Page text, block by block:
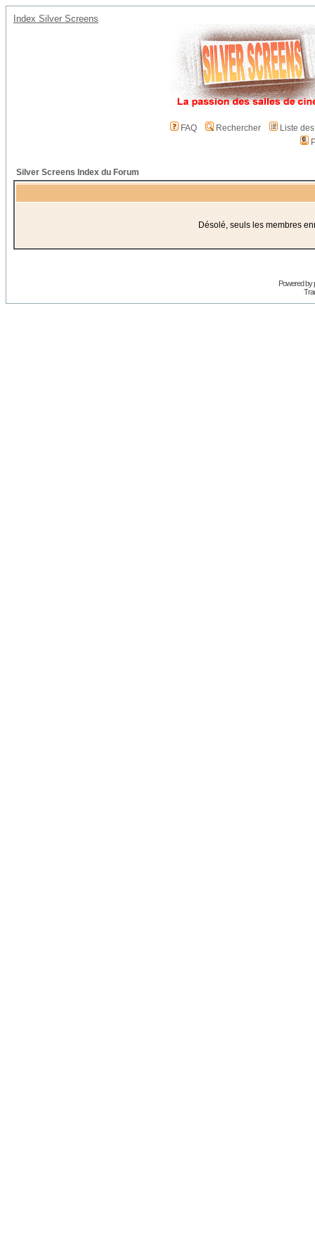
Index Silver Screens
FAQ Rechercher
Liste
Silver Screens Index du Forum
Désolé, seuls les membres
Powered by